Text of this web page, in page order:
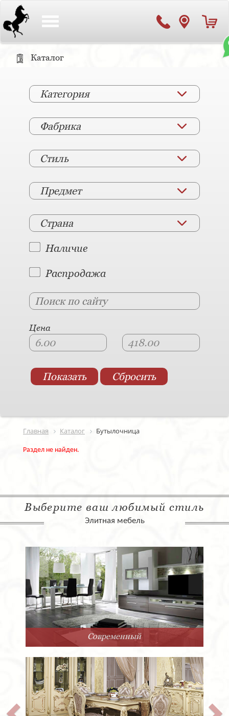
Каталог
Категория
Фабрика
Стиль
Предмет
Страна
Наличие
Распродажа
Цена
Главная Каталог Бутылочница
Раздел не найден.
Выберите ваш любимый стиль
Элитная мебель
Современный